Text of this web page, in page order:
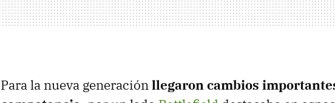
Para la nueva generación llegaron cambios